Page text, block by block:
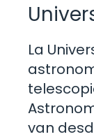
La
van